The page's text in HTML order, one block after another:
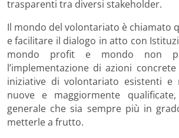
trasparenti tra diversi stakeholder.
Il mondo del volontariato è chiamato
e facilitare il dialogo in atto con
mondo profit e mondo non
l’implementazione di azioni
iniziative di volontariato esistenti e
nuove e maggiormente
generale che sia sempre più in
metterle a frutto.